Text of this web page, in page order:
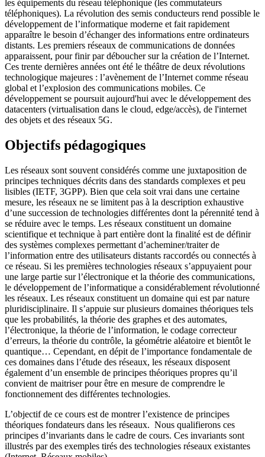
les équipements du réseau téléphonique (les commutateurs
téléphoniques). La révolution des semis conducteurs rend possible le
développement de l’informatique moderne et fait rapidement
apparaître le besoin d’échanger des informations entre ordinateurs
distants. Les premiers réseaux de communications de données
apparaissent, pour finir par déboucher sur la création de l’Internet.
Ces trente dernières années ont été le théâtre de deux révolutions
technologique majeures : l’avènement de l’Internet comme réseau
global et l’explosion des communications mobiles. Ce
développement se poursuit aujourd'hui avec le développement des
datacenters (virtualisation dans le cloud, edge/accès), de l'internet
des objets et des réseaux 5G.
Objectifs pédagogiques
Les réseaux sont souvent considérés comme une juxtaposition de
principes techniques décrits dans des standards complexes et peu
lisibles (IETF, 3GPP). Bien que cela soit vrai dans une certaine
mesure, les réseaux ne se limitent pas à la description exhaustive
d’une succession de technologies différentes dont la pérennité tend à
se réduire avec le temps. Les réseaux constituent un domaine
scientifique et technique à part entière dont la finalité est de définir
des systèmes complexes permettant d’acheminer/traiter de
l’information entre des utilisateurs distants raccordés ou connectés à
ce réseau. Si les premières technologies réseaux s’appuyaient pour
une large partie sur l’électronique et la théorie des communications,
le développement de l’informatique a considérablement révolutionné
les réseaux. Les réseaux constituent un domaine qui est par nature
pluridisciplinaire. Il s’appuie sur plusieurs domaines théoriques tels
que les probabilités, la théorie des graphes et des automates,
l’électronique, la théorie de l’information, le codage correcteur
d’erreurs, la théorie du contrôle, la géométrie aléatoire et bientôt le
quantique… Cependant, en dépit de l’importance fondamentale de
ces domaines dans l’étude des réseaux, les réseaux disposent
également d’un ensemble de principes théoriques propres qu’il
convient de maitriser pour être en mesure de comprendre le
fonctionnement des différentes technologies.
L’objectif de ce cours est de montrer l’existence de principes
théoriques fondateurs dans les réseaux. Nous qualifierons ces
principes d’invariants dans le cadre de cours. Ces invariants sont
illustrés par des exemples tirés des technologies réseaux existantes